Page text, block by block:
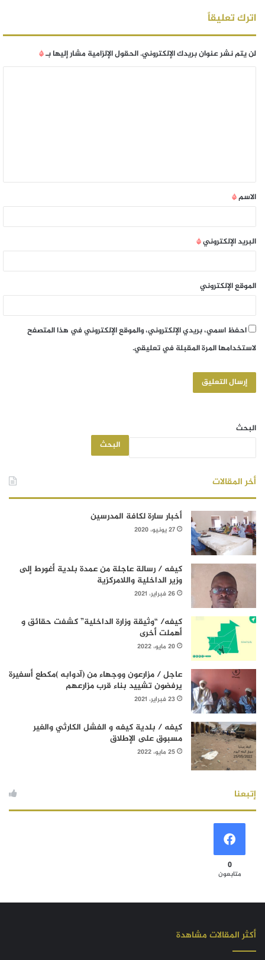
اترك تعليقاً
لن يتم نشر عنوان بريدك الإلكتروني.الحقول الإلزامية مشار إليها بـ*
الاسم*
البريد الإلكتروني*
الموقع الإلكتروني
احفظ اسمي، بريدي الإلكتروني، والموقع الإلكتروني في هذا المتصفح
لاستخدامها المرة المقبلة في تعليقي.
البحث
البحث
أخر المقالات
أخبار سارة لكافة المدرسين
27 يونيو، 2020
كيفه / رسالة عاجلة من عمدة بلدية أغورط إلى
وزير الداخلية واللامركزية
26 فبراير، 2021
كيفه/ “وثيقة وزارة الداخلية” كشفت حقائق و
أهملت أخرى
20 مايو، 2022
عاجل / مزارعون ووجهاء من (آدوابه )مكطع أسفيرة
يرفضون تشييد بناء قرب مزارعهم
23 فبراير، 2021
كيفه / بلدية كيفه و الفشل الكارثي والغير
مسبوق على الإطلاق
25 مايو، 2022
إتبعنا
0
متابعون
أكثر المقالات مشاهدة